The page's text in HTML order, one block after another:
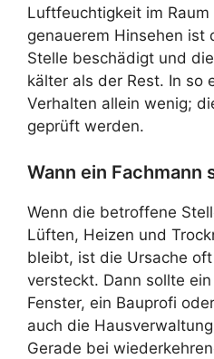
Luftfeuchtigkeit im
genauerem Hinsehen ist
Stelle beschädigt und
kälter als der Rest. In so
Verhalten allein wenig;
geprüft werden.
Wann ein Fachmann
Wenn die betroffene
Lüften, Heizen und
bleibt, ist die Ursache
versteckt. Dann sollte
Fenster, ein Bauprofi
auch die
Gerade bei